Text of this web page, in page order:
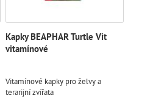
Kapky BEAPHAR Turtle Vit
vitamínové
Vitamínové kapky pro želvy a
terarijní zvířata